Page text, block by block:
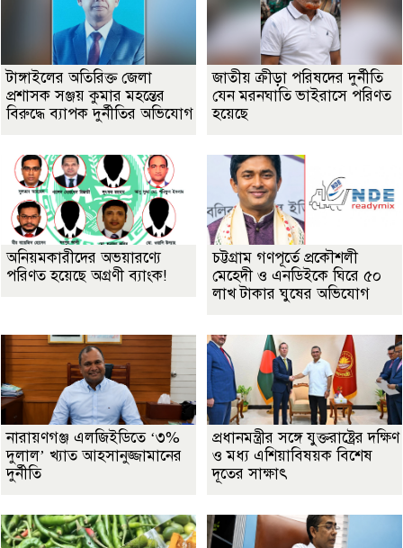
টাঙ্গাইলের অতিরিক্ত জেলা
প্রশাসক সঞ্জয় কুমার মহন্তের
বিরুদ্ধে ব্যাপক দুর্নীতির অভিযোগ
জাতীয় ক্রীড়া পরিষদের দুর্নীতি
যেন মরনঘাতি ভাইরাসে পরিণত
হয়েছে
অনিয়মকারীদের অভয়ারণ্যে
পরিণত হয়েছে অগ্রণী ব্যাংক!
চট্টগ্রাম গণপূর্তে প্রকৌশলী
মেহেদী ও এনডিইকে ঘিরে ৫০
লাখ টাকার ঘুষের অভিযোগ
নারায়ণগঞ্জ এলজিইডিতে ‘৩%
দুলাল’ খ্যাত আহসানুজ্জামানের
দুর্নীতি
প্রধানমন্ত্রীর সঙ্গে যুক্তরাষ্ট্রের দক্ষিণ
ও মধ্য এশিয়াবিষয়ক বিশেষ
দূতের সাক্ষাৎ